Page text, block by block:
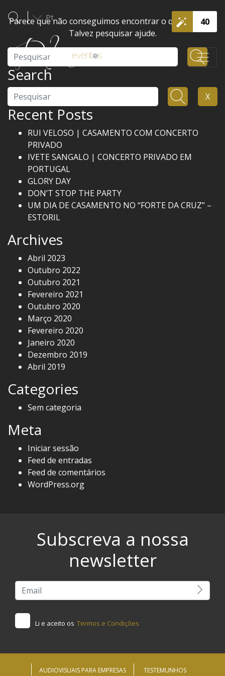
40
Pt
Parece que não conseguimos encontrar o que procura.
Talvez pesquisar ajude.
Search
Pesquisar X
Recent Posts
RUI VELOSO | CASAMENTO COM CONCERTO
PRIVADO
IVETE SANGALO | CONCERTO PRIVADO EM
PORTUGAL
GLORY DAY
DON’T STOP THE PARTY
UM DIA DE CASAMENTO NO “FORTE DA CRUZ” –
ESTORIL
Archives
Abril 2023
Outubro 2022
Outubro 2021
Fevereiro 2021
Outubro 2020
Março 2020
Fevereiro 2020
Janeiro 2020
Dezembro 2019
Abril 2019
Categories
Sem categoria
Meta
Iniciar sessão
Feed de entradas
Feed de comentários
WordPress.org
Subscreva a nossa
newsletter
Li e aceito os Termos e Condições
AUDIOVISUAIS PARA EMPRESAS TESTEMUNHOS